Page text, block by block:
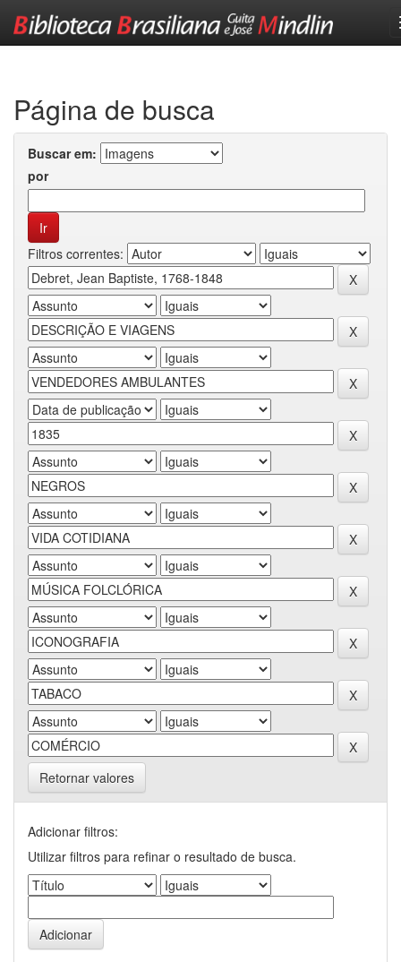
Página de busca
Buscar em:
por
Filtros correntes:
Retornar valores
Adicionar filtros:
Utilizar filtros para refinar o resultado de busca.